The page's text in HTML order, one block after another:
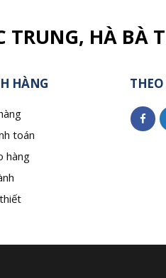
TRUNG, HÀ BÀ
HÀNG
toán
hàng